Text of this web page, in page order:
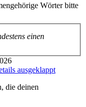
Wörter bitte
einen
ausgeklappt
die deinen